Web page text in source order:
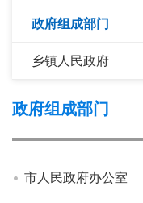
政府组成部门
乡镇人民政府
政府组成部门
市人民政府办公室